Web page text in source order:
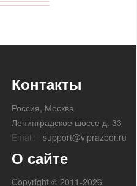
Контакты
Россия, Москва
Ленинградское шоссе д. 33
Email:
support@viprazbor.ru
О сайте
Copyright © 2011-2026